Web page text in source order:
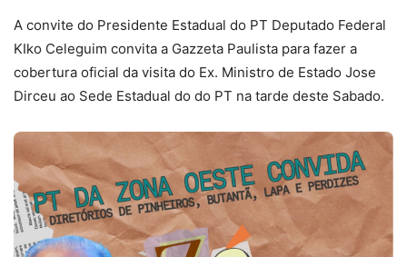
A convite do Presidente Estadual do PT Deputado Federal
KIko Celeguim convita a Gazzeta Paulista para fazer a
cobertura oficial da visita do Ex. Ministro de Estado Jose
Dirceu ao Sede Estadual do do PT na tarde deste Sabado.